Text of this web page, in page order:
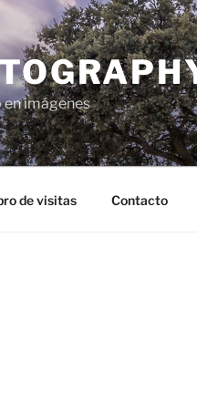
en imágenes
de visitas Contacto